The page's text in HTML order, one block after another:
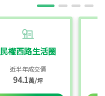
民權西路生活圈
近半年成交價
94.1萬/坪